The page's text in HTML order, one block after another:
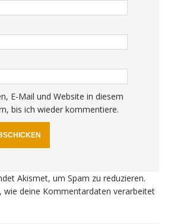
E-Mail und Website in diesem
bis ich wieder kommentiere.
Akismet, um Spam zu reduzieren.
wie deine Kommentardaten verarbeitet